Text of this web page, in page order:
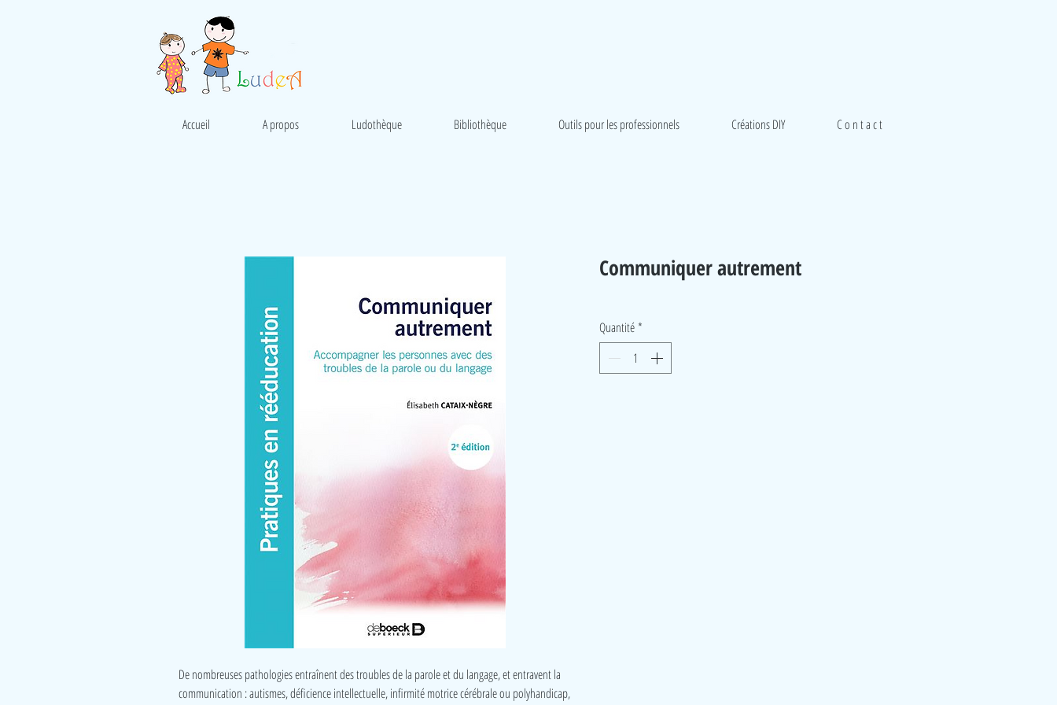
Accueil A propos Ludothèque Bibliothèque Outils pour les professionnels Créations DIY C o n t a c t
De nombreuses pathologies entraînent des troubles de la parole et du langage, et entravent la
communication : autismes, déficience intellectuelle, infirmité motrice cérébrale ou polyhandicap,
Communiquer autrement
Quantité *